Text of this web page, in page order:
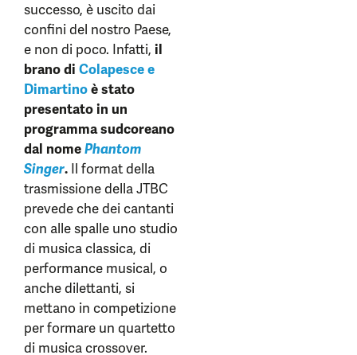
successo, è uscito dai
confini del nostro Paese,
e non di poco. Infatti, il
brano di Colapesce e
Dimartinoè stato
presentato in un
programma sudcoreano
dal nomePhantom
Singer. Il format della
trasmissione della JTBC
prevede che dei cantanti
con alle spalle uno studio
di musica classica, di
performance musical, o
anche dilettanti, si
mettano in competizione
per formare un quartetto
di musica crossover.